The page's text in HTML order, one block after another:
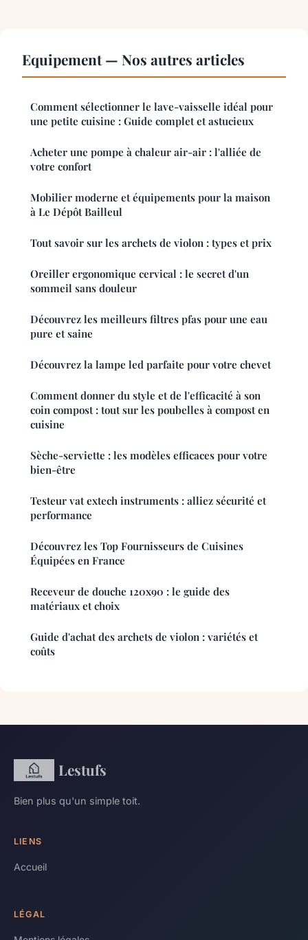
Equipement — Nos autres articles
Comment sélectionner le lave-vaisselle idéal pour
une petite cuisine : Guide complet et astucieux
Acheter une pompe à chaleur air-air : l'alliée de
votre confort
Mobilier moderne et équipements pour la maison
à Le Dépôt Bailleul
Tout savoir sur les archets de violon : types et prix
Oreiller ergonomique cervical : le secret d'un
sommeil sans douleur
Découvrez les meilleurs filtres pfas pour une eau
pure et saine
Découvrez la lampe led parfaite pour votre chevet
Comment donner du style et de l'efficacité à son
coin compost : tout sur les poubelles à compost en
cuisine
Sèche-serviette : les modèles efficaces pour votre
bien-être
Testeur vat extech instruments : alliez sécurité et
performance
Découvrez les Top Fournisseurs de Cuisines
Équipées en France
Receveur de douche 120x90 : le guide des
matériaux et choix
Guide d'achat des archets de violon : variétés et
coûts
Lestufs
Bien plus qu'un simple toit.
LIENS
Accueil
LÉGAL